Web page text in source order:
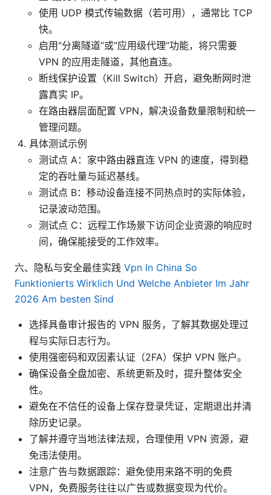
使用 UDP 模式传输数据（若可用），通常比 TCP
快。
启用“分离隧道”或“应用级代理”功能，将只需要
VPN 的应用走隧道，其他直连。
断线保护设置（Kill Switch）开启，避免断网时泄
露真实 IP。
在路由器层面配置 VPN，解决设备数量限制和统一
管理问题。
具体测试示例
测试点 A：家中路由器直连 VPN 的速度，得到稳
定的吞吐量与延迟基线。
测试点 B：移动设备连接不同热点时的实际体验，
记录波动范围。
测试点 C：远程工作场景下访问企业资源的响应时
间，确保能接受的工作效率。
六、隐私与安全最佳实践 Vpn In China So
Funktionierts Wirklich Und Welche Anbieter Im Jahr
2026 Am besten Sind
选择具备审计报告的 VPN 服务，了解其数据处理过
程与实际日志行为。
使用强密码和双因素认证（2FA）保护 VPN 账户。
确保设备全盘加密、系统更新及时，提升整体安全
性。
避免在不信任的设备上保存登录凭证，定期退出并清
除历史记录。
了解并遵守当地法律法规，合理使用 VPN 资源，避
免违法使用。
注意广告与数据跟踪：避免使用来路不明的免费
VPN，免费服务往往以广告或数据变现为代价。